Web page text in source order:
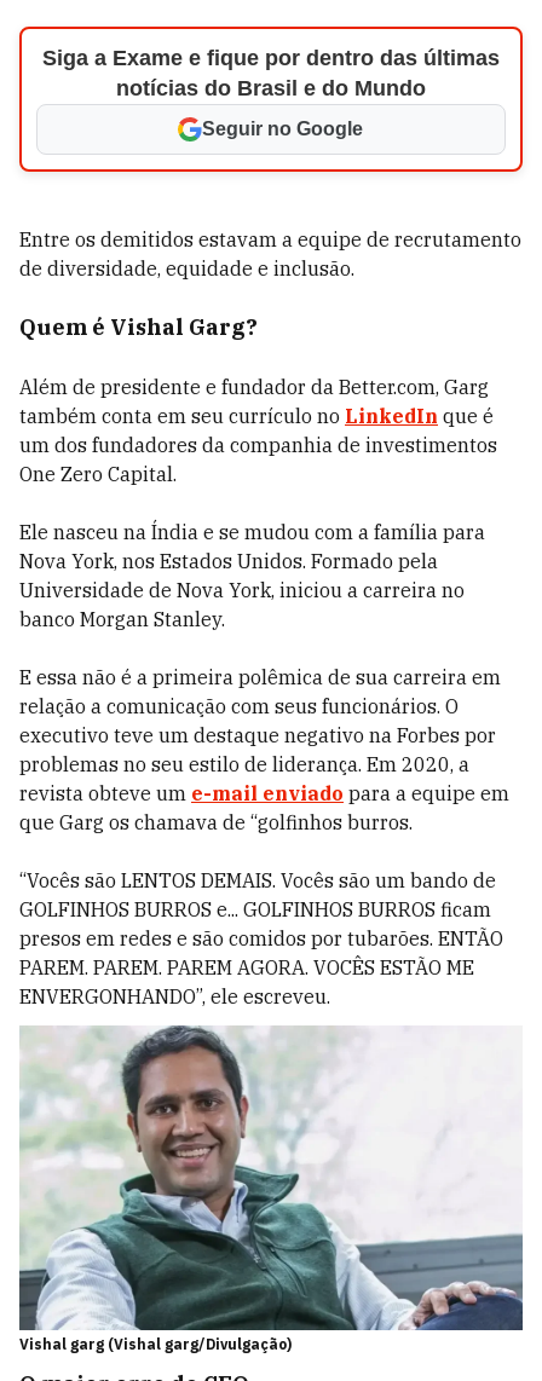
Siga a Exame e fique por dentro das últimas
notícias do Brasil e do Mundo
Seguir no Google
Entre os demitidos estavam a equipe de recrutamento
de diversidade, equidade e inclusão.
Quem é Vishal Garg?
Além de presidente e fundador da Better.com, Garg
também conta em seu currículo no LinkedIn que é
um dos fundadores da companhia de investimentos
One Zero Capital.
Ele nasceu na Índia e se mudou com a família para
Nova York, nos Estados Unidos. Formado pela
Universidade de Nova York, iniciou a carreira no
banco Morgan Stanley.
E essa não é a primeira polêmica de sua carreira em
relação a comunicação com seus funcionários. O
executivo teve um destaque negativo na Forbes por
problemas no seu estilo de liderança. Em 2020, a
revista obteve um e-mail enviado para a equipe em
que Garg os chamava de “golfinhos burros.
“Vocês são LENTOS DEMAIS. Vocês são um bando de
GOLFINHOS BURROS e... GOLFINHOS BURROS ficam
presos em redes e são comidos por tubarões. ENTÃO
PAREM. PAREM. PAREM AGORA. VOCÊS ESTÃO ME
ENVERGONHANDO”, ele escreveu.
Vishal garg (Vishal garg/Divulgação)